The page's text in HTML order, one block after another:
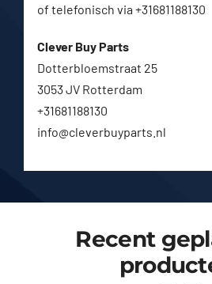
of telefonisch via +31681188130
Clever Buy Parts
Dotterbloemstraat 25
3053 JV Rotterdam
+31681188130
info@cleverbuyparts.nl
Recent